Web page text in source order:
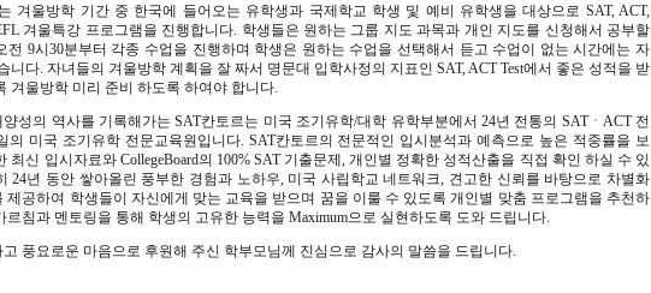
겨울방학 기간 중 한국에 들어오는 유학생과 국제학교 학생 및 예비 유학생을 대상으로 SAT, ACT,
겨울특강 프로그램을 진행합니다 학생들은 원하는 그룹 지도 과목과 개인 지도를 신청해서 공부할
전 9시30분부터 각종 수업을 진행하며 학생은 원하는 수업을 선택해서 듣고 수업이 없는 시간에는 자
니다 자녀들의 겨울방학 계획을 잘 짜서 명문대 입학사정의 지표인 SAT, ACT Test에서 좋은 성적을 받
겨울방학 미리 준비 하도록 하여야 합니다
양성의 역사를 기록해가는 SAT칸토르는 미국 조기유학/대학 유학부분에서 24년 전통의 SATㆍ ACT 전
의 미국 조기유학 전문교육원입니다. SAT칸토르의 전문적인 입시분석과 예측으로 높은 적중률을 보
최신 입시자료와 CollegeBoard의 100% SAT 기출문제 개인별 정확한 성적산출을 직접 확인 하실 수 있
24년 동안 쌓아올린 풍부한 경험과 노하우 미국 사립학교 네트워크
견고한 신뢰를 바탕으로 차별화
제공하여 학생들이 자신에게 맞는 교육을 받으며 꿈을 이룰 수 있도록 개인별 맞춤 프로그램을 추천하
르침과 멘토링을 통해 학생의 고유한 능력을 Maximum으로 실현하도록 도와 드립니다
고 풍요로운 마음으로 후원해 주신 학부모님께 진심으로 감사의 말씀을 드립니다